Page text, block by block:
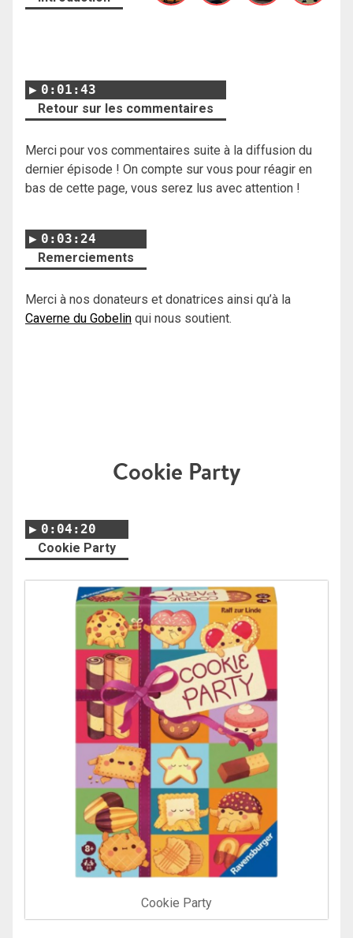
0:01:43
Retour sur les commentaires
Merci pour vos commentaires suite à la diffusion du
dernier épisode ! On compte sur vous pour réagir en
bas de cette page, vous serez lus avec attention !
0:03:24
Remerciements
Merci à nos donateurs et donatrices ainsi qu’à la
Caverne du Gobelin qui nous soutient.
Cookie Party
0:04:20
Cookie Party
Cookie Party